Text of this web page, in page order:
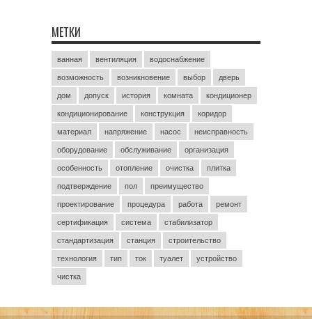
МЕТКИ
ванная вентиляция водоснабжение
возможность возникновение выбор дверь
дом допуск история комната кондиционер
кондиционирование конструкция коридор
материал напряжение насос неисправность
оборудование обслуживание организация
особенность отопление очистка плитка
подтверждение пол преимущество
проектирование процедура работа ремонт
сертификация система стабилизатор
стандартизация станция строительство
технология тип ток туалет устройство
чистка